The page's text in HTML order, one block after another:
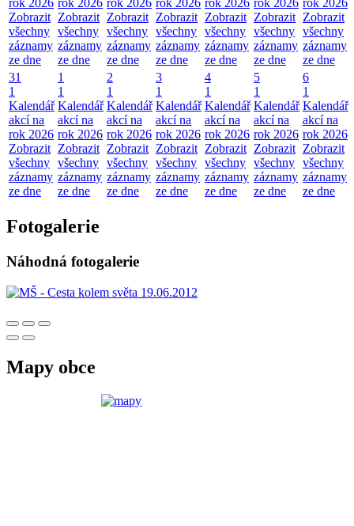
Zobrazit
všechny
záznamy
ze dne
Zobrazit
všechny
záznamy
ze dne
Zobrazit
všechny
záznamy
ze dne
Zobrazit
všechny
záznamy
ze dne
Zobrazit
všechny
záznamy
ze dne
Zobrazit
všechny
záznamy
ze dne
Zobrazit
všechny
záznamy
ze dne
31
1
Kalendář
akcí na
rok 2026
Zobrazit
všechny
záznamy
ze dne
1
1
Kalendář
akcí na
rok 2026
Zobrazit
všechny
záznamy
ze dne
2
1
Kalendář
akcí na
rok 2026
Zobrazit
všechny
záznamy
ze dne
3
1
Kalendář
akcí na
rok 2026
Zobrazit
všechny
záznamy
ze dne
4
1
Kalendář
akcí na
rok 2026
Zobrazit
všechny
záznamy
ze dne
5
1
Kalendář
akcí na
rok 2026
Zobrazit
všechny
záznamy
ze dne
6
1
Kalendář
akcí na
rok 2026
Zobrazit
všechny
záznamy
ze dne
Fotogalerie
Náhodná fotogalerie
Mapy obce